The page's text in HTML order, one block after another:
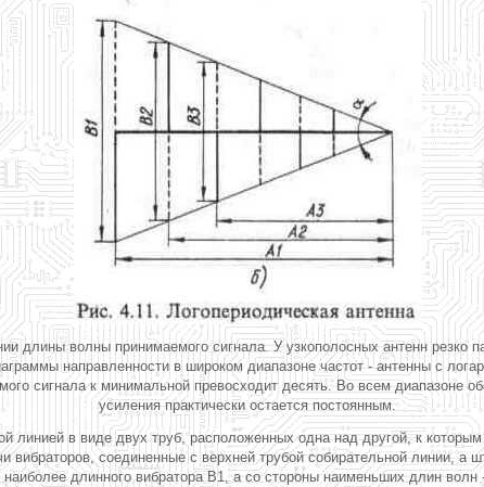
длины волны принимаемого сигнала. У узкополосных антенн резко
направленности в широком диапазоне частот - антенны с
сигнала к минимальной превосходит десять. Во всем диапазоне
усиления практически остается постоянным.
в виде двух труб, расположенных одна над другой, к
соединенные с верхней трубой собирательной линии, а
длинного вибратора В1, а со стороны наименьших длин